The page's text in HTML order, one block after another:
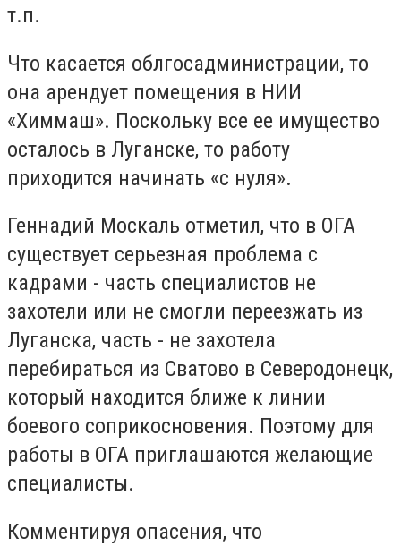
т.п.
Что касается облгосадминистрации, то
она арендует помещения в НИИ
«Химмаш». Поскольку все ее имущество
осталось в Луганске, то работу
приходится начинать «с нуля».
Геннадий Москаль отметил, что в ОГА
существует серьезная проблема с
кадрами - часть специалистов не
захотели или не смогли переезжать из
Луганска, часть - не захотела
перебираться из Сватово в Северодонецк,
который находится ближе к линии
боевого соприкосновения. Поэтому для
работы в ОГА приглашаются желающие
специалисты.
Комментируя опасения, что